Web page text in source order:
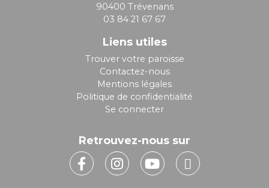
90400 Trévenans
03 84 21 67 67
Liens utiles
Trouver votre paroisse
Contactez-nous
Mentions légales
Politique de confidentialité
Se connecter
Retrouvez-nous sur